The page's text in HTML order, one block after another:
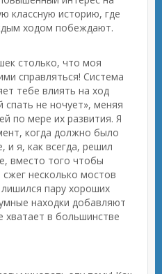
классную историю, где
ходом побеждают.
столько, что моя
справляться! Система
тебе влиять на ход
не ночует», меняя
по мере их развития. Я
когда должно было
и я, как всегда, решил
вместо того чтобы
несколько мостов
пару хороших
находки добавляют
хватает в большинстве